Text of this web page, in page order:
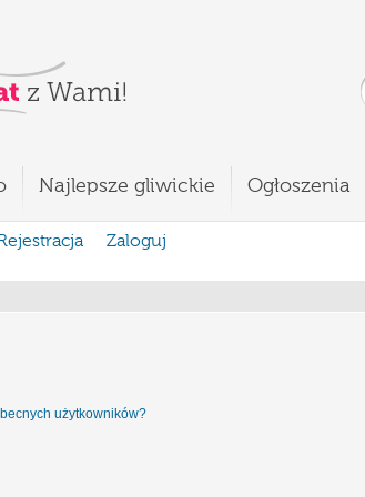
Najlepsze gliwickie Ogłoszenia
Rejestracja
Zaloguj
użytkowników?